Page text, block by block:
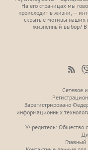
На его страницах мы
происходит в жизни, —
скрытые мотивы наших
жизненный выбор?
Сетевое
Зарегистрировано
информационных
Учредитель: Общество